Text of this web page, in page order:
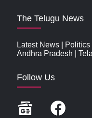
The Telugu News
Latest News Politics
Andhra Pradesh
Follow Us